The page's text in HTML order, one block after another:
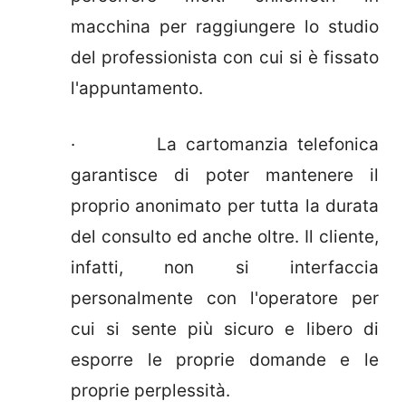
macchina per raggiungere lo studio
del professionista con cui si è fissato
l'appuntamento.
· La cartomanzia telefonica
garantisce di poter mantenere il
proprio anonimato per tutta la durata
del consulto ed anche oltre. Il cliente,
infatti, non si interfaccia
personalmente con l'operatore per
cui si sente più sicuro e libero di
esporre le proprie domande e le
proprie perplessità.